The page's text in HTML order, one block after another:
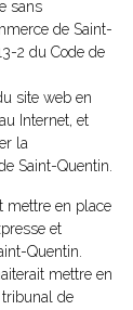
sans
de Saint-
2 du Code de
site web en
Internet, et
la
Saint-Quentin.
mettre en place
et
Quentin.
mettre en
de